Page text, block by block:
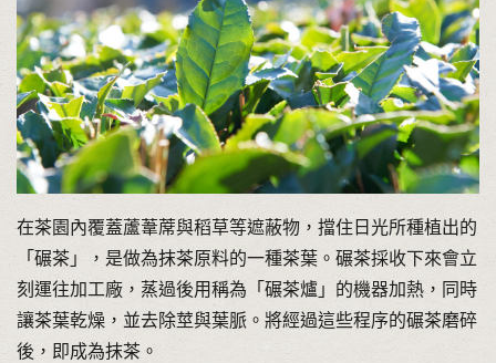
在茶園內覆蓋蘆葦蓆與稻草等遮蔽物，擋住日光所種植出的
「碾茶」，是做為抹茶原料的一種茶葉。碾茶採收下來會立
刻運往加工廠，蒸過後用稱為「碾茶爐」的機器加熱，同時
讓茶葉乾燥，並去除莖與葉脈。將經過這些程序的碾茶磨碎
後，即成為抹茶。